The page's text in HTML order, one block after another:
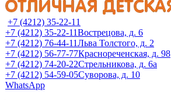
+7 (4212) 35-22-11
+7 (4212) 35-22-11Вострецова, д. 6
+7 (4212) 76-44-11Льва Толстого, д. 2
+7 (4212) 56-77-77Краснореченская, д. 98
+7 (4212) 74-20-22Стрельникова, д. 6а
+7 (4212) 54-59-05Суворова, д. 10
WhatsApp